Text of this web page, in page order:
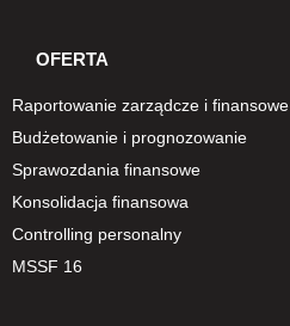
OFERTA
Raportowanie zarządcze i finansowe
Budżetowanie i prognozowanie
Sprawozdania finansowe
Konsolidacja finansowa
Controlling personalny
MSSF 16